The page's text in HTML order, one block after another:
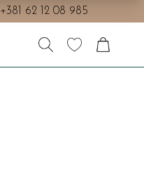
+381 62 12 08 985